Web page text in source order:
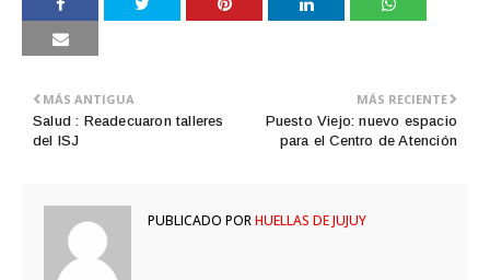
MÁS RECIENTE
Puesto Viejo: nuevo espacio
para el Centro de Atención
MÁS ANTIGUA
Salud : Readecuaron talleres
del ISJ
PUBLICADO PORHUELLAS DE JUJUY